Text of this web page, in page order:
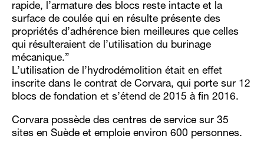
rapide, l’armature des blocs reste intacte et la
surface de coulée qui en résulte présente des
propriétés d’adhérence bien meilleures que celles
qui résulteraient de l’utilisation du burinage
mécanique.”
L’utilisation de l’hydrodémolition était en effet
inscrite dans le contrat de Corvara, qui porte sur 12
blocs de fondation et s’étend de 2015 à fin 2016.
Corvara possède des centres de service sur 35
sites en Suède et emploie environ 600 personnes.